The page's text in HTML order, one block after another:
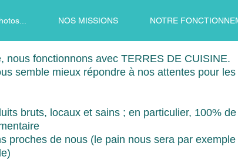
NOS MISSIONS NOTRE
nous fonctionnons avec TERRES DE CUISINE.
semble mieux répondre à nos attentes pour
bruts, locaux et sains ; en particulier, 100%
proches de nous (le pain nous sera par